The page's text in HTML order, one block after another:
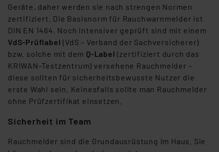
Geräte, daher werden sie nach strengen Normen
zertifiziert. Die Basisnorm für Rauchwarnmelder ist
DIN EN 1464. Noch intensiver geprüft sind mit einem
VdS-Prüflabel (VdS – Verband der Sachversicherer)
bzw. solche mit dem Q-Label (zertifiziert durch das
KRIWAN-Testzentrum) versehene Rauchmelder –
diese sollten für sicherheitsbewusste Nutzer die
erste Wahl sein. Keinesfalls sollte man Rauchmelder
ohne Prüfzertifikat einsetzen.
Sicherheit im Team
Rauchmelder sind die Grundausrüstung im Haus. Sie